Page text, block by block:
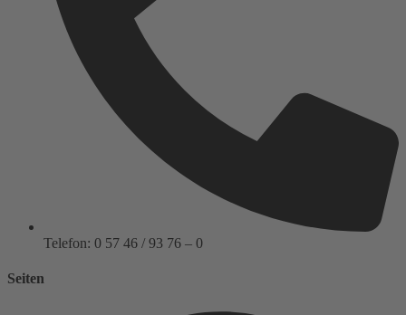
Telefon: 0 57 46 / 93 76 – 0
Seiten